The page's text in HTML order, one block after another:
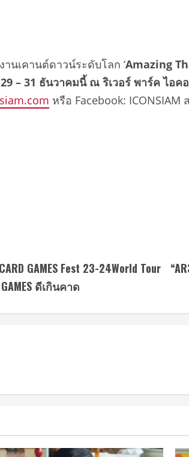
นเคานต์ดาวน์ระดับโลก ‘Amazing
29 – 31 ธันวาคมนี้ ณ ริเวอร์ พาร์ค ไอ
หรือ Facebook:
GAMES Fest 23-24World Tour
ดีเกินคาด